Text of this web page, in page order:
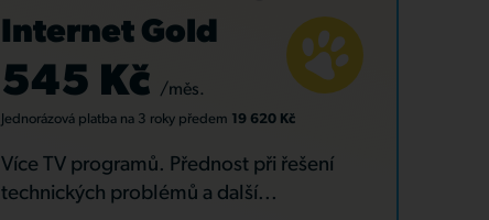
Internet Gold
545 Kč /měs.
Jednorázová platba na 3 rokypředem 19 620 Kč
Více TV programů. Přednost při řešení
technických problémů a další...